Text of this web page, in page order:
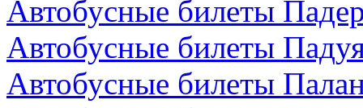
Автобусные билеты
Автобусные билеты
Автобусные билеты